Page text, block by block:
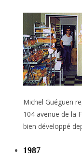
Michel Guéguen
104 avenue de la
bien développé
1987